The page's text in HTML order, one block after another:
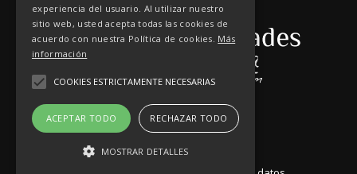
experiencia del usuario. Al utilizar nuestro
sitio web, usted acepta todas las cookies de
acuerdo con nuestra Política de cookies. Más
información
COOKIES ESTRICTAMENTE NECESARIAS
ACEPTAR TODO RECHAZAR TODO
MOSTRAR DETALLES